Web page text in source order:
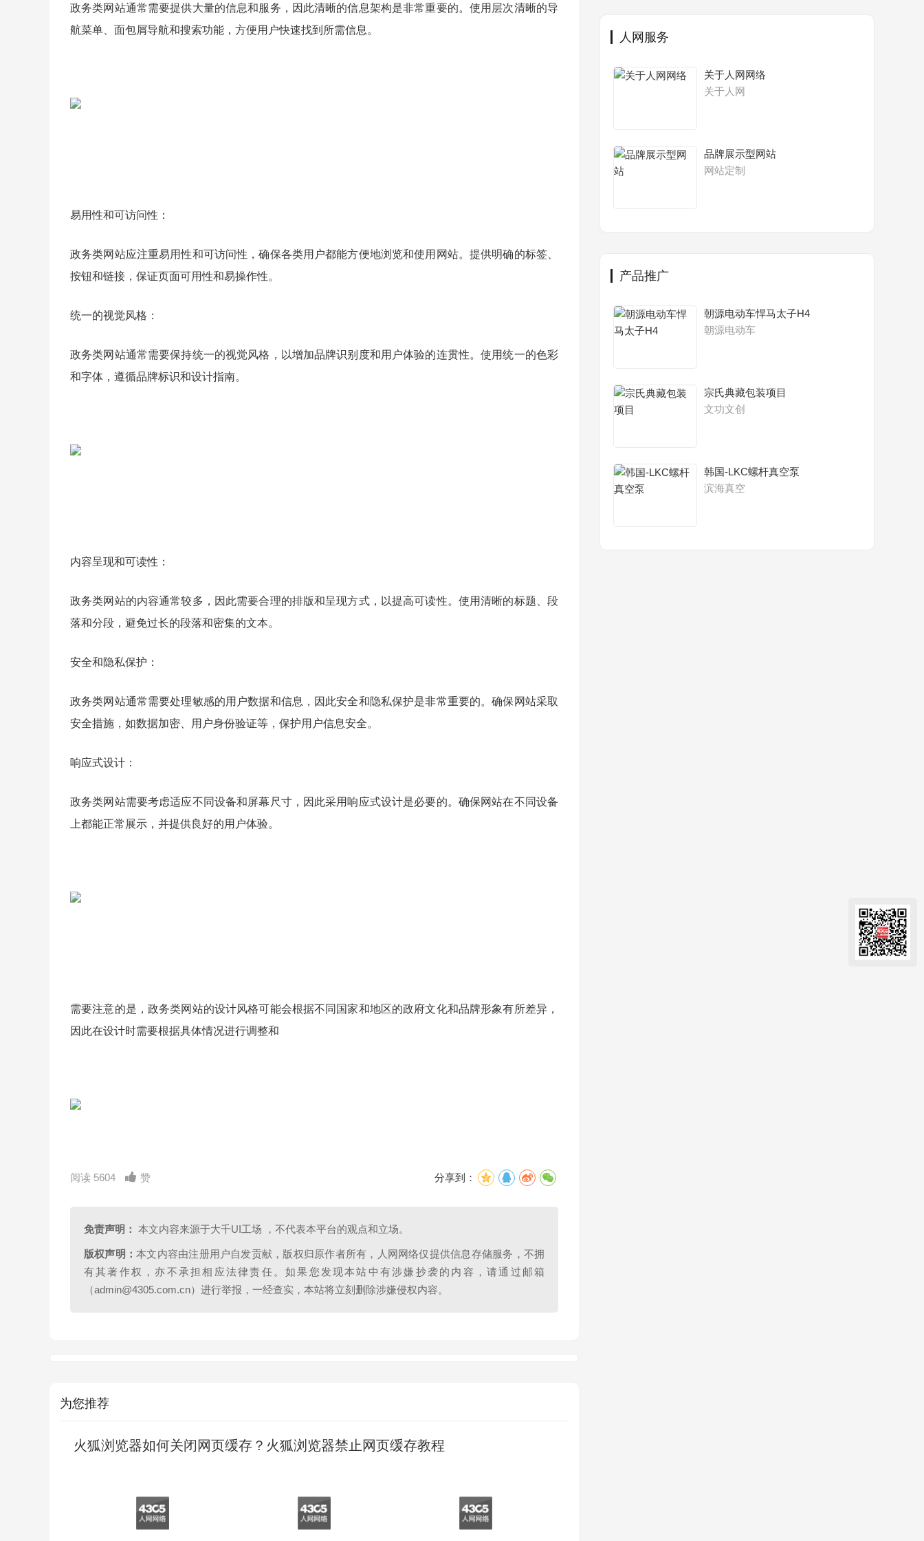
政务类网站通常需要提供大量的信息和服务，因此清晰的信息架构是非常重要的。使用层次清晰的导
航菜单、面包屑导航和搜索功能，方便用户快速找到所需信息。
易用性和可访问性：
政务类网站应注重易用性和可访问性，确保各类用户都能方便地浏览和使用网站。提供明确的标签、
按钮和链接，保证页面可用性和易操作性。
统一的视觉风格：
政务类网站通常需要保持统一的视觉风格，以增加品牌识别度和用户体验的连贯性。使用统一的色彩
和字体，遵循品牌标识和设计指南。
内容呈现和可读性：
政务类网站的内容通常较多，因此需要合理的排版和呈现方式，以提高可读性。使用清晰的标题、段
落和分段，避免过长的段落和密集的文本。
安全和隐私保护：
政务类网站通常需要处理敏感的用户数据和信息，因此安全和隐私保护是非常重要的。确保网站采取
安全措施，如数据加密、用户身份验证等，保护用户信息安全。
响应式设计：
政务类网站需要考虑适应不同设备和屏幕尺寸，因此采用响应式设计是必要的。确保网站在不同设备
上都能正常展示，并提供良好的用户体验。
需要注意的是，政务类网站的设计风格可能会根据不同国家和地区的政府文化和品牌形象有所差异，
因此在设计时需要根据具体情况进行调整和
阅读 5604 赞 分享到：
免责声明： 本文内容来源于大千UI工场 ，不代表本平台的观点和立场。
版权声明：本文内容由注册用户自发贡献，版权归原作者所有，人网网络仅提供信息存储服务，不拥
有其著作权，亦不承担相应法律责任。如果您发现本站中有涉嫌抄袭的内容，请通过邮箱
（admin@4305.com.cn）进行举报，一经查实，本站将立刻删除涉嫌侵权内容。
为您推荐
火狐浏览器如何关闭网页缓存？火狐浏览器禁止网页缓存教程
人网服务
关于人网网络
关于人网
品牌展示型网站
网站定制
产品推广
朝源电动车悍马太子H4
朝源电动车
宗氏典藏包装项目
文功文创
韩国-LKC螺杆真空泵
滨海真空